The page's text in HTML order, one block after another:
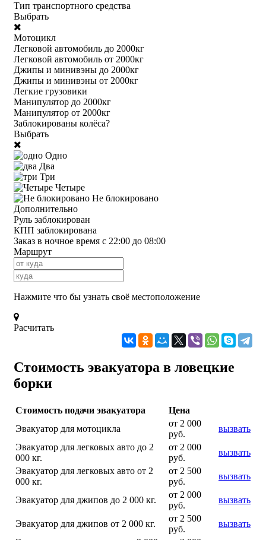
Тип транспортного средства
Выбрать
Мотоцикл
Легковой автомобиль до 2000кг
Легковой автомобиль от 2000кг
Джипы и минивэны до 2000кг
Джипы и минивэны от 2000кг
Легкие грузовики
Манипулятор до 2000кг
Манипулятор от 2000кг
Заблокированы колёса?
Выбрать
Одно
Два
Три
Четыре
Не блокировано
Дополнительно
Руль заблокирован
КПП заблокирована
Заказ в ночное время с 22:00 до 08:00
Маршрут
Нажмите что бы узнать своё местоположение
Расчитать
Стоимость эвакуатора в ловецкие
борки
Стоимость подачи эвакуатора
Цена
Эвакуатор для мотоцикла
от 2 000
руб.
вызвать
Эвакуатор для легковых авто до 2
000 кг.
от 2 000
руб.
вызвать
Эвакуатор для легковых авто от 2
000 кг.
от 2 500
руб.
вызвать
Эвакуатор для джипов до 2 000 кг.
от 2 000
руб.
вызвать
Эвакуатор для джипов от 2 000 кг.
от 2 500
руб.
вызвать